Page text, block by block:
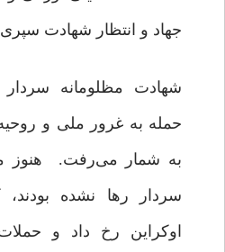
جهاد و انتظار شهادت
شهادت مظلومانه
حمله به غرور ملی و
به شمار می‌رفت. هنوز
سردار رها نشده بودند،
اوکراین رخ داد و